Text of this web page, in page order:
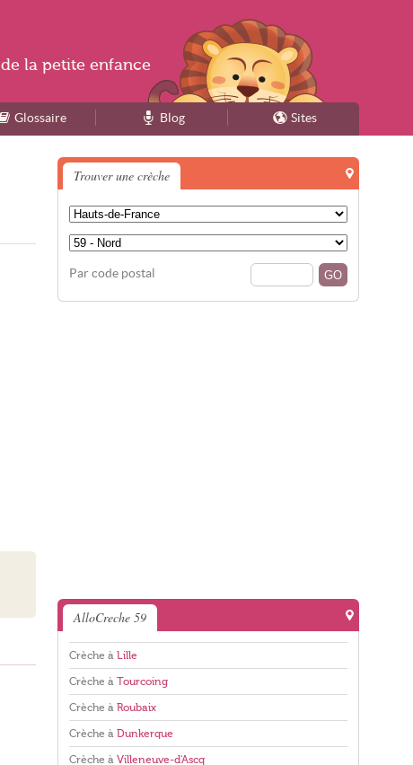
Glossaire Blog Sites
Trouver une crèche
Par code postal
AlloCreche 59
Crèche à Lille
Crèche à Tourcoing
Crèche à Roubaix
Crèche à Dunkerque
Crèche à Villeneuve-d'Ascq
de la petite enfance